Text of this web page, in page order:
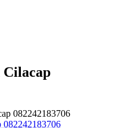
Cilacap
082242183706